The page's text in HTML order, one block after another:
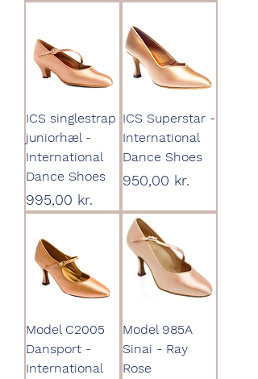
ICS singlestrap
juniorhæl -
International
Dance Shoes
Pris
995,00 kr.
ICS Superstar -
International
Dance Shoes
Pris
950,00 kr.
Model C2005
Dansport -
International
Model 985A
Sinai - Ray
Rose